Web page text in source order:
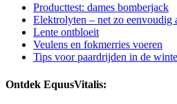
Producttest: dames bomberjack
Elektrolyten – net zo eenvoudig
Lente ontbloeit
Veulens en fokmerries voeren
Tips voor paardrijden in de
Ontdek EquusVitalis: